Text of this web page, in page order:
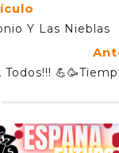
Y Las Nieblas
Todos!!!